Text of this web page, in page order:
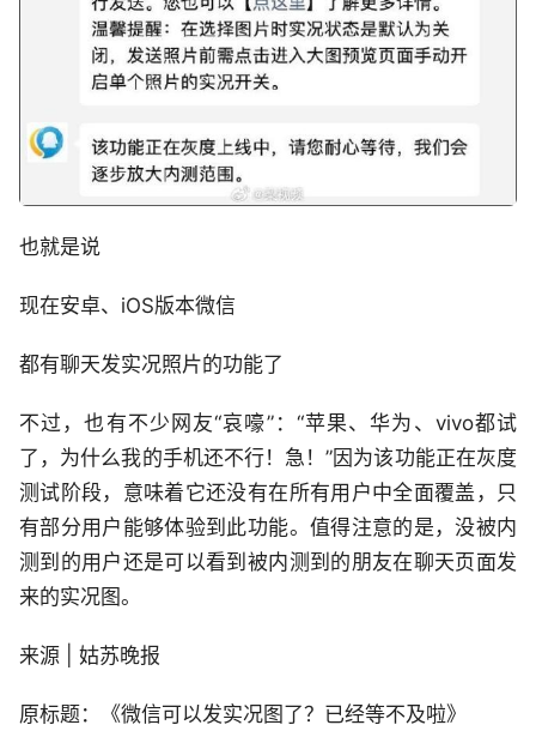
也就是说
现在安卓、iOS版本微信
都有聊天发实况照片的功能了
不过，也有不少网友“哀嚎”：“苹果、华为、vivo都试
了，为什么我的手机还不行！急！”因为该功能正在灰度
测试阶段，意味着它还没有在所有用户中全面覆盖，只
有部分用户能够体验到此功能。值得注意的是，没被内
测到的用户还是可以看到被内测到的朋友在聊天页面发
来的实况图。
来源 | 姑苏晚报
原标题：《微信可以发实况图了？已经等不及啦》